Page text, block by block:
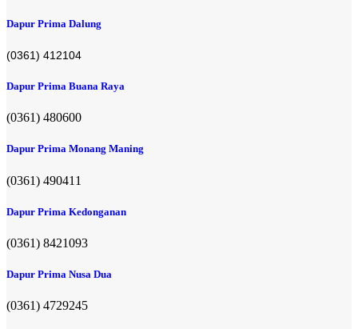
Dapur Prima Dalung
(0361) 412104
Dapur Prima Buana Raya
(0361) 480600
Dapur Prima Monang Maning
(0361) 490411​
Dapur Prima Kedonganan
(0361) 8421093
Dapur Prima Nusa Dua
(0361) 4729245